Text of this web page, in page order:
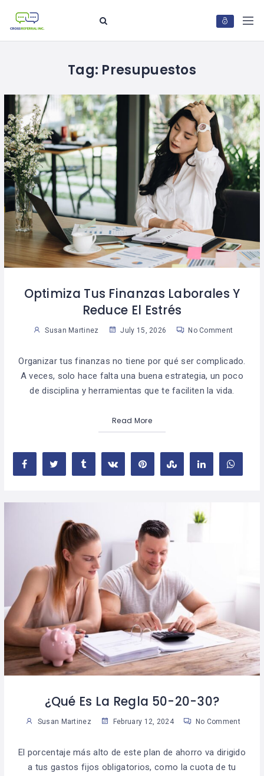
Tag: Presupuestos
Optimiza Tus Finanzas Laborales Y
Reduce El Estrés
Susan Martinez July 15, 2026 No Comment
Organizar tus finanzas no tiene por qué ser complicado.
A veces, solo hace falta una buena estrategia, un poco
de disciplina y herramientas que te faciliten la vida.
Read More
¿Qué Es La Regla 50-20-30?
Susan Martinez February 12, 2024 No Comment
El porcentaje más alto de este plan de ahorro va dirigido
a tus gastos fijos obligatorios, como la cuota de tu